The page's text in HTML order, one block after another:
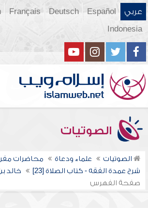
عربي Español
Deutsch
Français
Indonesia
الصوتيات
الصوتيات علماء ودعاة
محاضرات
شرح عمدة الفقه - كتاب الصلاة [23]
خالد
صفحة الفهرس